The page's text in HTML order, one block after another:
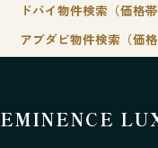
ドバイ物件検索（価格
アブダビ物件検索（価
EMINENCE